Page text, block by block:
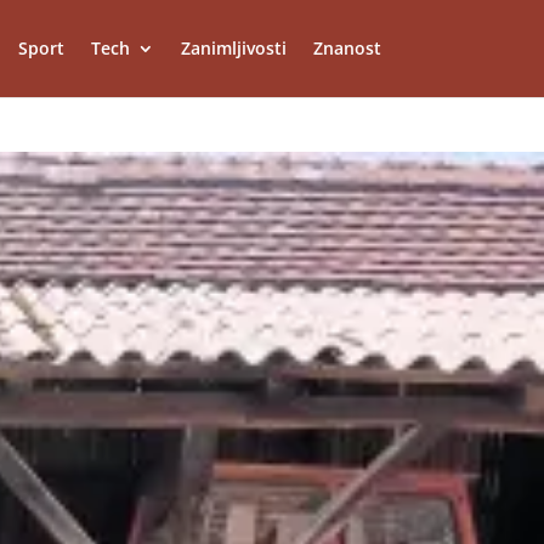
Sport Tech Zanimljivosti Znanost